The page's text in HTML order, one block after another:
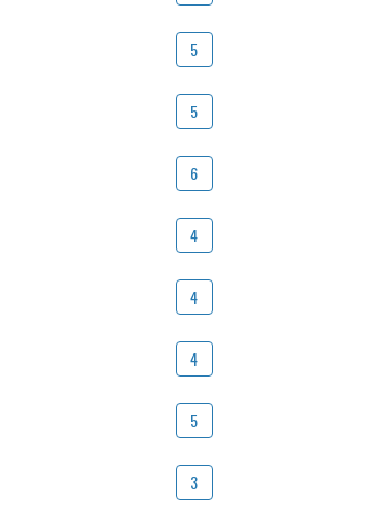
5
5
6
4
4
4
5
3